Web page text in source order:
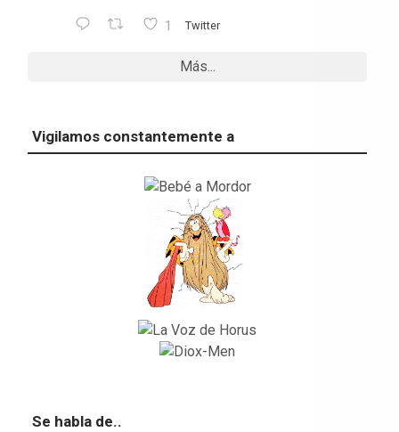
1 Twitter
Más...
Vigilamos constantemente a
Se habla de..